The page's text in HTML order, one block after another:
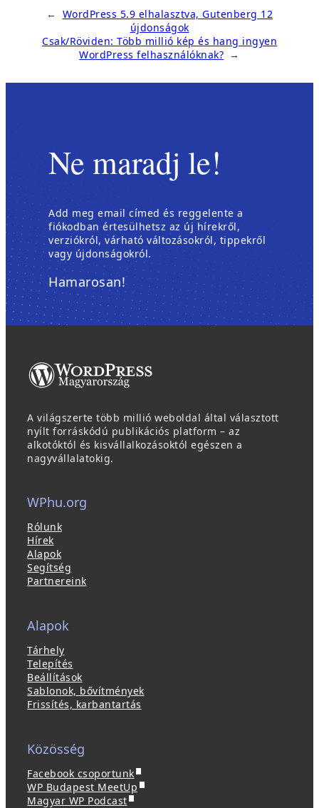
← WordPress 5.9 elhalasztva, Gutenberg 12
újdonságok
Csak/Röviden: Több millió kép és hang ingyen
WordPress felhasználóknak? →
Ne maradj le!
Add meg email címed és reggelente a
fiókodban értesülhetsz az új hírekről,
verziókról, várható változásokról, tippekről
vagy újdonságokról.
Hamarosan!
A világszerte több millió weboldal által választott
nyílt forráskódú publikációs platform – az
alkotóktól és kisvállalkozásoktól egészen a
nagyvállalatokig.
WPhu.org
Rólunk
Hírek
Alapok
Segítség
Partnereink
Alapok
Tárhely
Telepítés
Beállítások
Sablonok, bővítmények
Frissítés, karbantartás
Közösség
Facebook csoportunk(
ú
j
WP Budapest MeetUp (
Magyar WP Podcast(